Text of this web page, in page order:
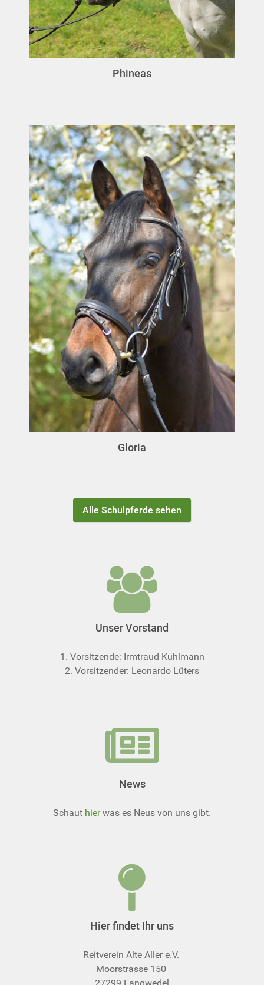
Phineas
Gloria
Alle Schulpferde sehen
Unser Vorstand
1. Vorsitzende: Irmtraud Kuhlmann
2. Vorsitzender: Leonardo Lüters
News
Schaut hierwas es Neus von uns gibt.
Hier findet Ihr uns
Reitverein Alte Aller e.V.
Moorstrasse 150